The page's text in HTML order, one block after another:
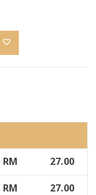
RM 27.00
RM 27.00